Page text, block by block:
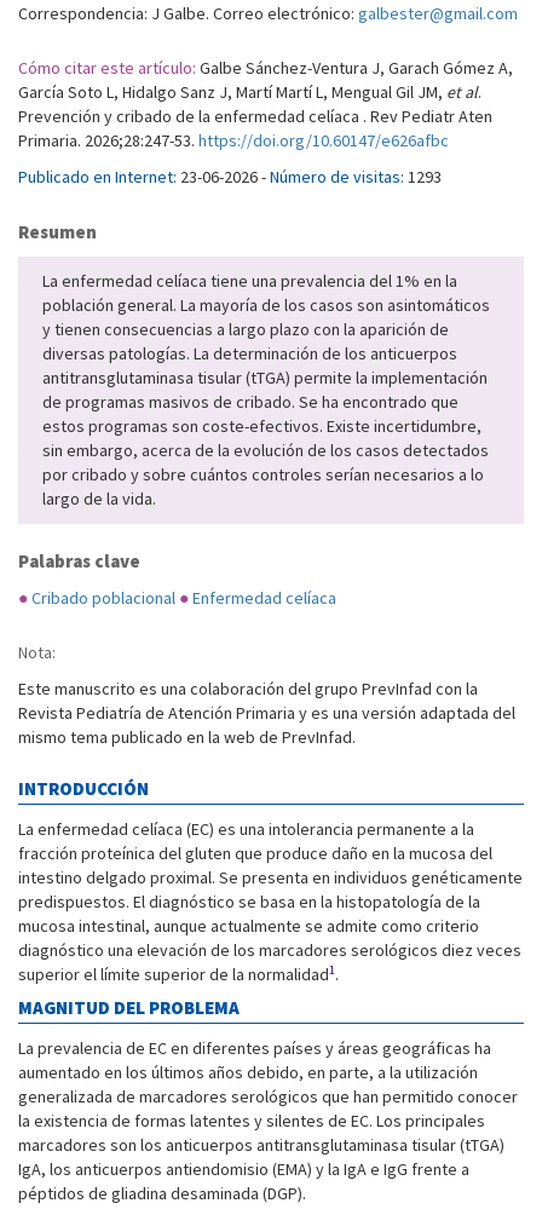
Correspondencia: J Galbe. Correo electrónico: galbester@gmail.com
Cómo citar este artículo: Galbe Sánchez-Ventura J, Garach Gómez A,
García Soto L, Hidalgo Sanz J, Martí Martí L, Mengual Gil JM, et al.
Prevención y cribado de la enfermedad celíaca . Rev Pediatr Aten
Primaria. 2026;28:247-53. https://doi.org/10.60147/e626afbc
Publicado en Internet: 23-06-2026 -Número de visitas: 1293
Resumen
La enfermedad celíaca tiene una prevalencia del 1% en la
población general. La mayoría de los casos son asintomáticos
y tienen consecuencias a largo plazo con la aparición de
diversas patologías. La determinación de los anticuerpos
antitransglutaminasa tisular (tTGA) permite la implementación
de programas masivos de cribado. Se ha encontrado que
estos programas son coste-efectivos. Existe incertidumbre,
sin embargo, acerca de la evolución de los casos detectados
por cribado y sobre cuántos controles serían necesarios a lo
largo de la vida.
Palabras clave
●Cribado poblacional ●Enfermedad celíaca
Nota:
Este manuscrito es una colaboración del grupo PrevInfad con la
Revista Pediatría de Atención Primaria y es una versión adaptada del
mismo tema publicado en la web de PrevInfad.
INTRODUCCIÓN
La enfermedad celíaca (EC) es una intolerancia permanente a la
fracción proteínica del gluten que produce daño en la mucosa del
intestino delgado proximal. Se presenta en individuos genéticamente
predispuestos. El diagnóstico se basa en la histopatología de la
mucosa intestinal, aunque actualmente se admite como criterio
diagnóstico una elevación de los marcadores serológicos diez veces
superior el límite superior de la normalidad1.
MAGNITUD DEL PROBLEMA
La prevalencia de EC en diferentes países y áreas geográficas ha
aumentado en los últimos años debido, en parte, a la utilización
generalizada de marcadores serológicos que han permitido conocer
la existencia de formas latentes y silentes de EC. Los principales
marcadores son los anticuerpos antitransglutaminasa tisular (tTGA)
IgA, los anticuerpos antiendomisio (EMA) y la IgA e IgG frente a
péptidos de gliadina desaminada (DGP).